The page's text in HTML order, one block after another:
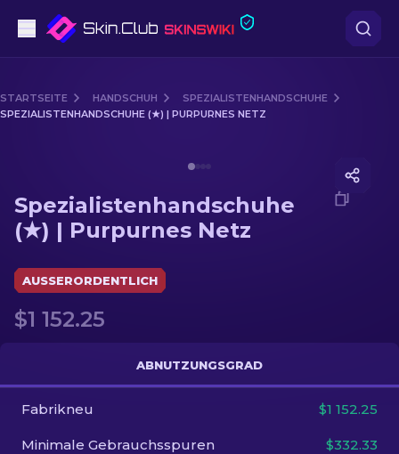
Mittelklasse
Scharfschützengewehr
Handschuh
Andere
DE
STARTSEITE HANDSCHUH
SPEZIALISTENHANDSCHUHE
SPEZIALISTENHANDSCHUHE (★) | PURPURNES NETZ
Spezialistenhandschuhe
(★) | Purpurnes Netz
AUSSERORDENTLICH
$1 152.25
ABNUTZUNGSGRAD
Fabrikneu $1 152.25
Minimale Gebrauchsspuren $332.33